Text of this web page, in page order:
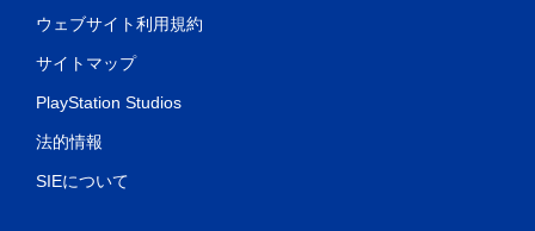
ウェブサイト利用規約
サイトマップ
PlayStation Studios
法的情報
SIEについて